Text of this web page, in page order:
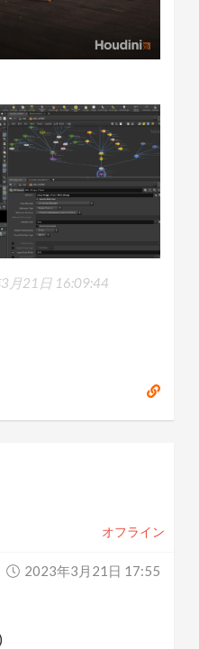
月21日 16:09:44
オフライン
2023年3月21日 17:55